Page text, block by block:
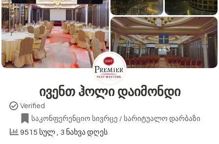
+43
ივენთ ჰოლი დაიმონდი
Verified
საკონფერენციო სივრცე / სარიტუალო დარბაზი
9515 სულ , 3 ნახვა დღეს